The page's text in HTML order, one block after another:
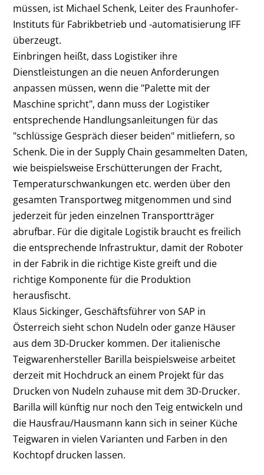
müssen, ist Michael Schenk, Leiter des Fraunhofer-
Instituts für Fabrikbetrieb und -automatisierung IFF
überzeugt.
Einbringen heißt, dass Logistiker ihre
Dienstleistungen an die neuen Anforderungen
anpassen müssen, wenn die "Palette mit der
Maschine spricht", dann muss der Logistiker
entsprechende Handlungsanleitungen für das
"schlüssige Gespräch dieser beiden" mitliefern, so
Schenk. Die in der Supply Chain gesammelten Daten,
wie beispielsweise Erschütterungen der Fracht,
Temperaturschwankungen etc. werden über den
gesamten Transportweg mitgenommen und sind
jederzeit für jeden einzelnen Transportträger
abrufbar. Für die digitale Logistik braucht es freilich
die entsprechende Infrastruktur, damit der Roboter
in der Fabrik in die richtige Kiste greift und die
richtige Komponente für die Produktion
herausfischt.
Klaus Sickinger, Geschäftsführer von SAP in
Österreich sieht schon Nudeln oder ganze Häuser
aus dem 3D-Drucker kommen. Der italienische
Teigwarenhersteller Barilla beispielsweise arbeitet
derzeit mit Hochdruck an einem Projekt für das
Drucken von Nudeln zuhause mit dem 3D-Drucker.
Barilla will künftig nur noch den Teig entwickeln und
die Hausfrau/Hausmann kann sich in seiner Küche
Teigwaren in vielen Varianten und Farben in den
Kochtopf drucken lassen.